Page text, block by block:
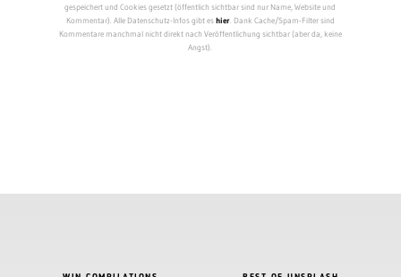
gespeichert und Cookies gesetzt (öffentlich sichtbar sind nur Name, Website und
Kommentar). Alle Datenschutz-Infos gibt eshier. Dank Cache/Spam-Filter sind
Kommentare manchmal nicht direkt nach Veröffentlichung sichtbar (aber da, keine
Angst).